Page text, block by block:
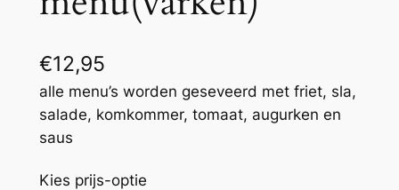
€12,95
alle menu’s worden geseveerd met friet, sla,
salade, komkommer, tomaat, augurken en
saus
Kies prijs-optie